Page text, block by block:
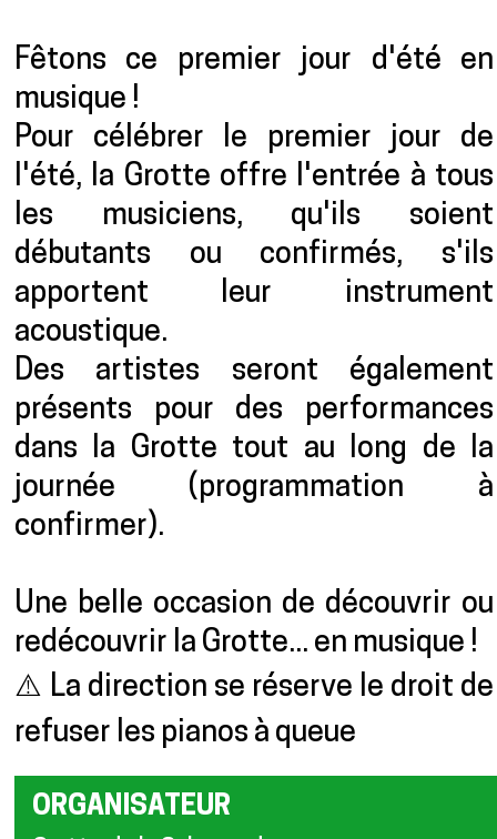
Présentation
Fêtons ce premier jour d'été en
musique !
Pour célébrer le premier jour de
l'été, la Grotte offre l'entrée à tous
les musiciens, qu'ils soient
débutants ou confirmés, s'ils
apportent leur instrument
acoustique.
Des artistes seront également
présents pour des performances
dans la Grotte tout au long de la
journée (programmation à
confirmer).
Une belle occasion de découvrir ou
redécouvrir la Grotte... en musique !
⚠️ La direction se réserve le droit de
refuser les pianos à queue
ORGANISATEUR